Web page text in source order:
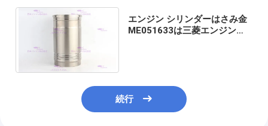
エンジン シリンダーはさみ金
ME051633は三菱エンジン
続行